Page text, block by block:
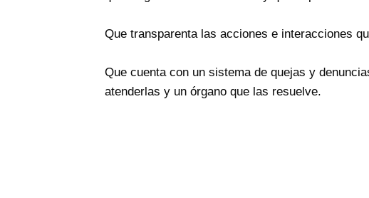
Que transparenta las acciones e interacciones
Que cuenta con un sistema de quejas y
atenderlas y un órgano que las resuelve.